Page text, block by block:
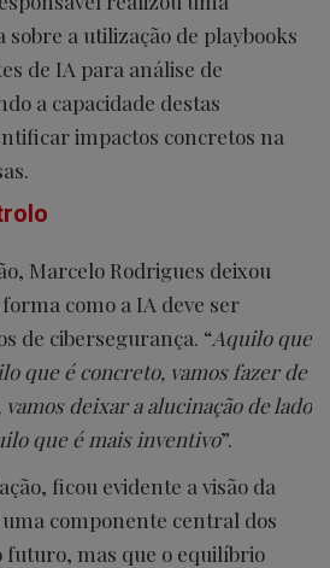
a utilização de playbooks
de IA para análise de
a capacidade destas
impactos concretos na
Marcelo Rodrigues deixou
como a IA deve ser
de cibersegurança. “Aquilo que
que é concreto, vamos fazer de
deixar a alucinação de lado
que é mais inventivo”.
ficou evidente a visão da
uma componente central dos
futuro, mas que o equilíbrio